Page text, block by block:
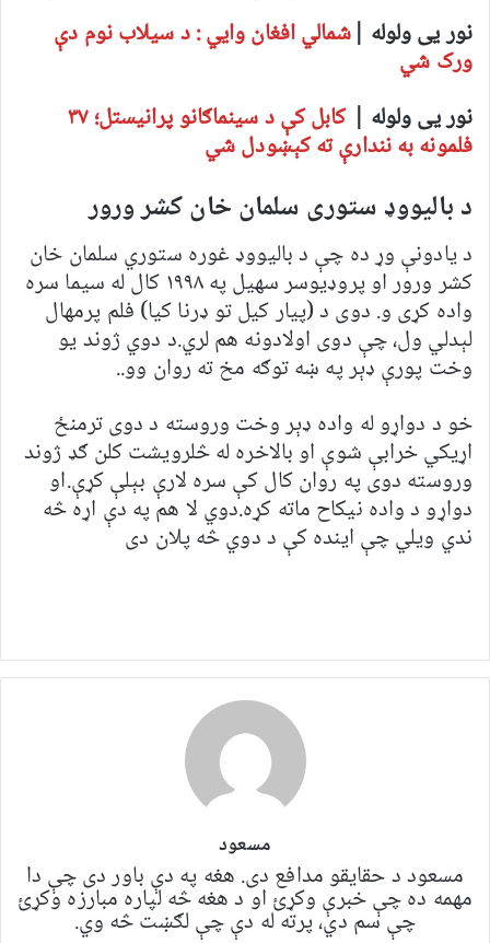
نور یی ولوله |شمالي افغان وايي : د سیلاب نوم دې
ورک شي
نور یی ولوله |
کابل کې د سینماګانو پرانیستل؛ ۳۷
فلمونه به نندارې ته کېښودل شي
د بالیووډ ستوری سلمان خان کشر ورور
د یادونې وړ ده چې د بالیووډ غوره ستوري سلمان خان
کشر ورور او پروډیوسر سهیل په ۱۹۹۸ کال له سیما سره
واده کړی و. دوی د (پیار کیل تو ډرنا کیا) فلم پرمهال
لېدلي ول، چې دوی اولادونه هم لري.د دوي ژوند یو
وخت پورې ډېر په ښه توګه مخ ته روان وو..
خو د دواړو له واده ډېر وخت وروسته د دوی ترمنځ
اړیکي خرابې شوې او بالاخره له څلرویشت کلن ګډ ژوند
وروسته دوی په روان کال کې سره لارې بېلې کړې.او
دواړو د واده نیکاح ماته کړه.دوي لا هم په دې اړه څه
ندي ویلي چې اینده کې د دوي څه پلان دی
مسعود
مسعود د حقایقو مدافع دی. هغه په ​​​​دې باور دی چې دا
مهمه ده چې خبرې وکړئ او د هغه څه لپاره مبارزه وکړئ
چې سم دي، پرته له دې چې لګښت څه وي.